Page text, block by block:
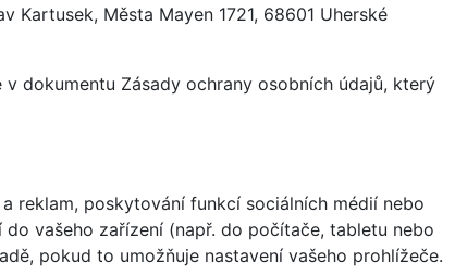
Města Mayen 1721, 68601 Uherské
dokumentu Zásady ochrany osobních údajů, který
reklam, poskytování funkcí sociálních médií nebo
vašeho zařízení (např. do počítače, tabletu nebo
pokud to umožňuje nastavení vašeho prohlížeče.